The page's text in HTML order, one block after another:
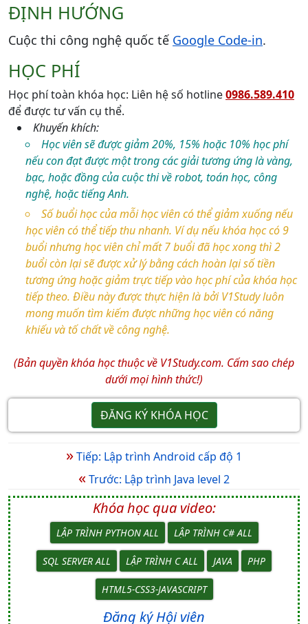
ĐỊNH HƯỚNG
Cuộc thi công nghệ quốc tế Google Code-in.
HỌC PHÍ
Học phí toàn khóa học: Liên hệ số hotline0986.589.410
để được tư vấn cụ thể.
Khuyến khích:
Học viên sẽ được giảm 20%, 15% hoặc 10% học phí
nếu con đạt được một trong các giải tương ứng là vàng,
bạc, hoặc đồng của cuộc thi về robot, toán học, công
nghệ, hoặc tiếng Anh.
Số buổi học của mỗi học viên có thể giảm xuống nếu
học viên có thể tiếp thu nhanh. Ví dụ nếu khóa học có 9
buổi nhưng học viên chỉ mất 7 buổi đã học xong thì 2
buổi còn lại sẽ được xử lý bằng cách hoàn lại số tiền
tương ứng hoặc giảm trực tiếp vào học phí của khóa học
tiếp theo. Điều này được thực hiện là bởi V1Study luôn
mong muốn tìm kiếm được những học viên có năng
khiếu và tố chất về công nghệ.
(Bản quyền khóa học thuộc về V1Study.com. Cấm sao chép
dưới mọi hình thức!)
ĐĂNG KÝ KHÓA HỌC
»Tiếp: Lập trình Android cấp độ 1
«Trước: Lập trình Java level 2
Khóa học qua video:
LẬP TRÌNH PYTHON ALL LẬP TRÌNH C# ALL
SQL SERVER ALL LẬP TRÌNH C ALL JAVA PHP
HTML5-CSS3-JAVASCRIPT
Đăng ký Hội viên